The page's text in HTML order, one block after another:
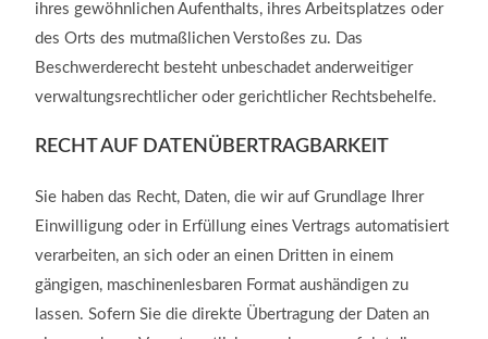
ihres gewöhnlichen Aufenthalts, ihres Arbeitsplatzes oder
des Orts des mutmaßlichen Verstoßes zu. Das
Beschwerderecht besteht unbeschadet anderweitiger
verwaltungsrechtlicher oder gerichtlicher Rechtsbehelfe.
RECHT AUF DATEN­ÜBERTRAG­BARKEIT
Sie haben das Recht, Daten, die wir auf Grundlage Ihrer
Einwilligung oder in Erfüllung eines Vertrags automatisiert
verarbeiten, an sich oder an einen Dritten in einem
gängigen, maschinenlesbaren Format aushändigen zu
lassen. Sofern Sie die direkte Übertragung der Daten an